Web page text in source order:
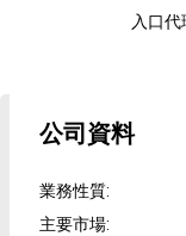
入口
公司資料
業務性質:
主要市場: